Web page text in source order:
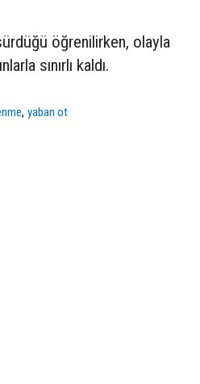
öğrenilirken, olayla
sınırlı kaldı.
,yaban ot